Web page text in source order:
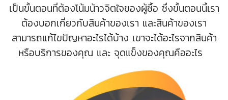
เป็นขั้นตอนที่ต้องโน้มน้าวจิตใจของผู้ซื้อ ซึ่งขั้นตอนนี้เรา
ต้องบอกเกี่ยวกับสินค้าของเรา และสินค้าของเรา
สามารถแก้ไขปัญหาอะไรได้บ้าง เขาจะได้อะไรจากสินค้า
หรือบริการของคุณ และ จุดแข็งของคุณคืออะไร